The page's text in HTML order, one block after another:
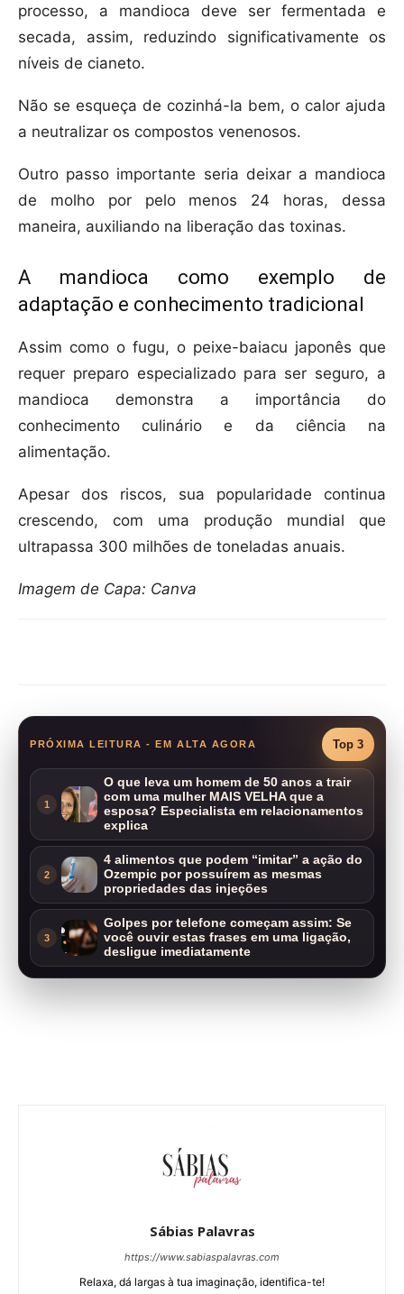
processo, a mandioca deve ser fermentada e
secada, assim, reduzindo significativamente os
níveis de cianeto.
Não se esqueça de cozinhá-la bem, o calor ajuda
a neutralizar os compostos venenosos.
Outro passo importante seria deixar a mandioca
de molho por pelo menos 24 horas, dessa
maneira, auxiliando na liberação das toxinas.
A mandioca como exemplo de
adaptação e conhecimento tradicional
Assim como o fugu, o peixe-baiacu japonês que
requer preparo especializado para ser seguro, a
mandioca demonstra a importância do
conhecimento culinário e da ciência na
alimentação.
Apesar dos riscos, sua popularidade continua
crescendo, com uma produção mundial que
ultrapassa 300 milhões de toneladas anuais.
Imagem de Capa: Canva
PRÓXIMA LEITURA - EM ALTA AGORA Top 3
1
O que leva um homem de 50 anos a trair
com uma mulher MAIS VELHA que a
esposa? Especialista em relacionamentos
explica
2
4 alimentos que podem “imitar” a ação do
Ozempic por possuírem as mesmas
propriedades das injeções
3
Golpes por telefone começam assim: Se
você ouvir estas frases em uma ligação,
desligue imediatamente
Sábias Palavras
https://www.sabiaspalavras.com
Relaxa, dá largas à tua imaginação, identifica-te!